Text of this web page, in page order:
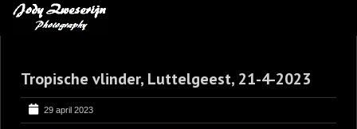
BLOG
LEREN VAN KUNST
Tropische vlinder, Luttelgeest, 21-4-2023
29 april 2023